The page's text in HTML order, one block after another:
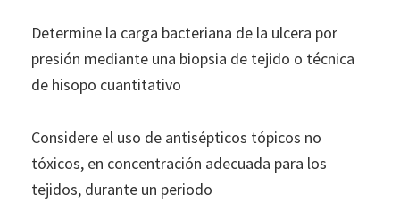
Determine la carga bacteriana de la ulcera por
presión mediante una biopsia de tejido o técnica
de hisopo cuantitativo
Considere el uso de antisépticos tópicos no
tóxicos, en concentración adecuada para los
tejidos, durante un periodo